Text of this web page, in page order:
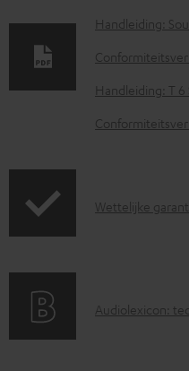
o
l
o
d
m
Handleiding:
Handleiding: T
G
n
Wettelijke
A
Audiolexicon: